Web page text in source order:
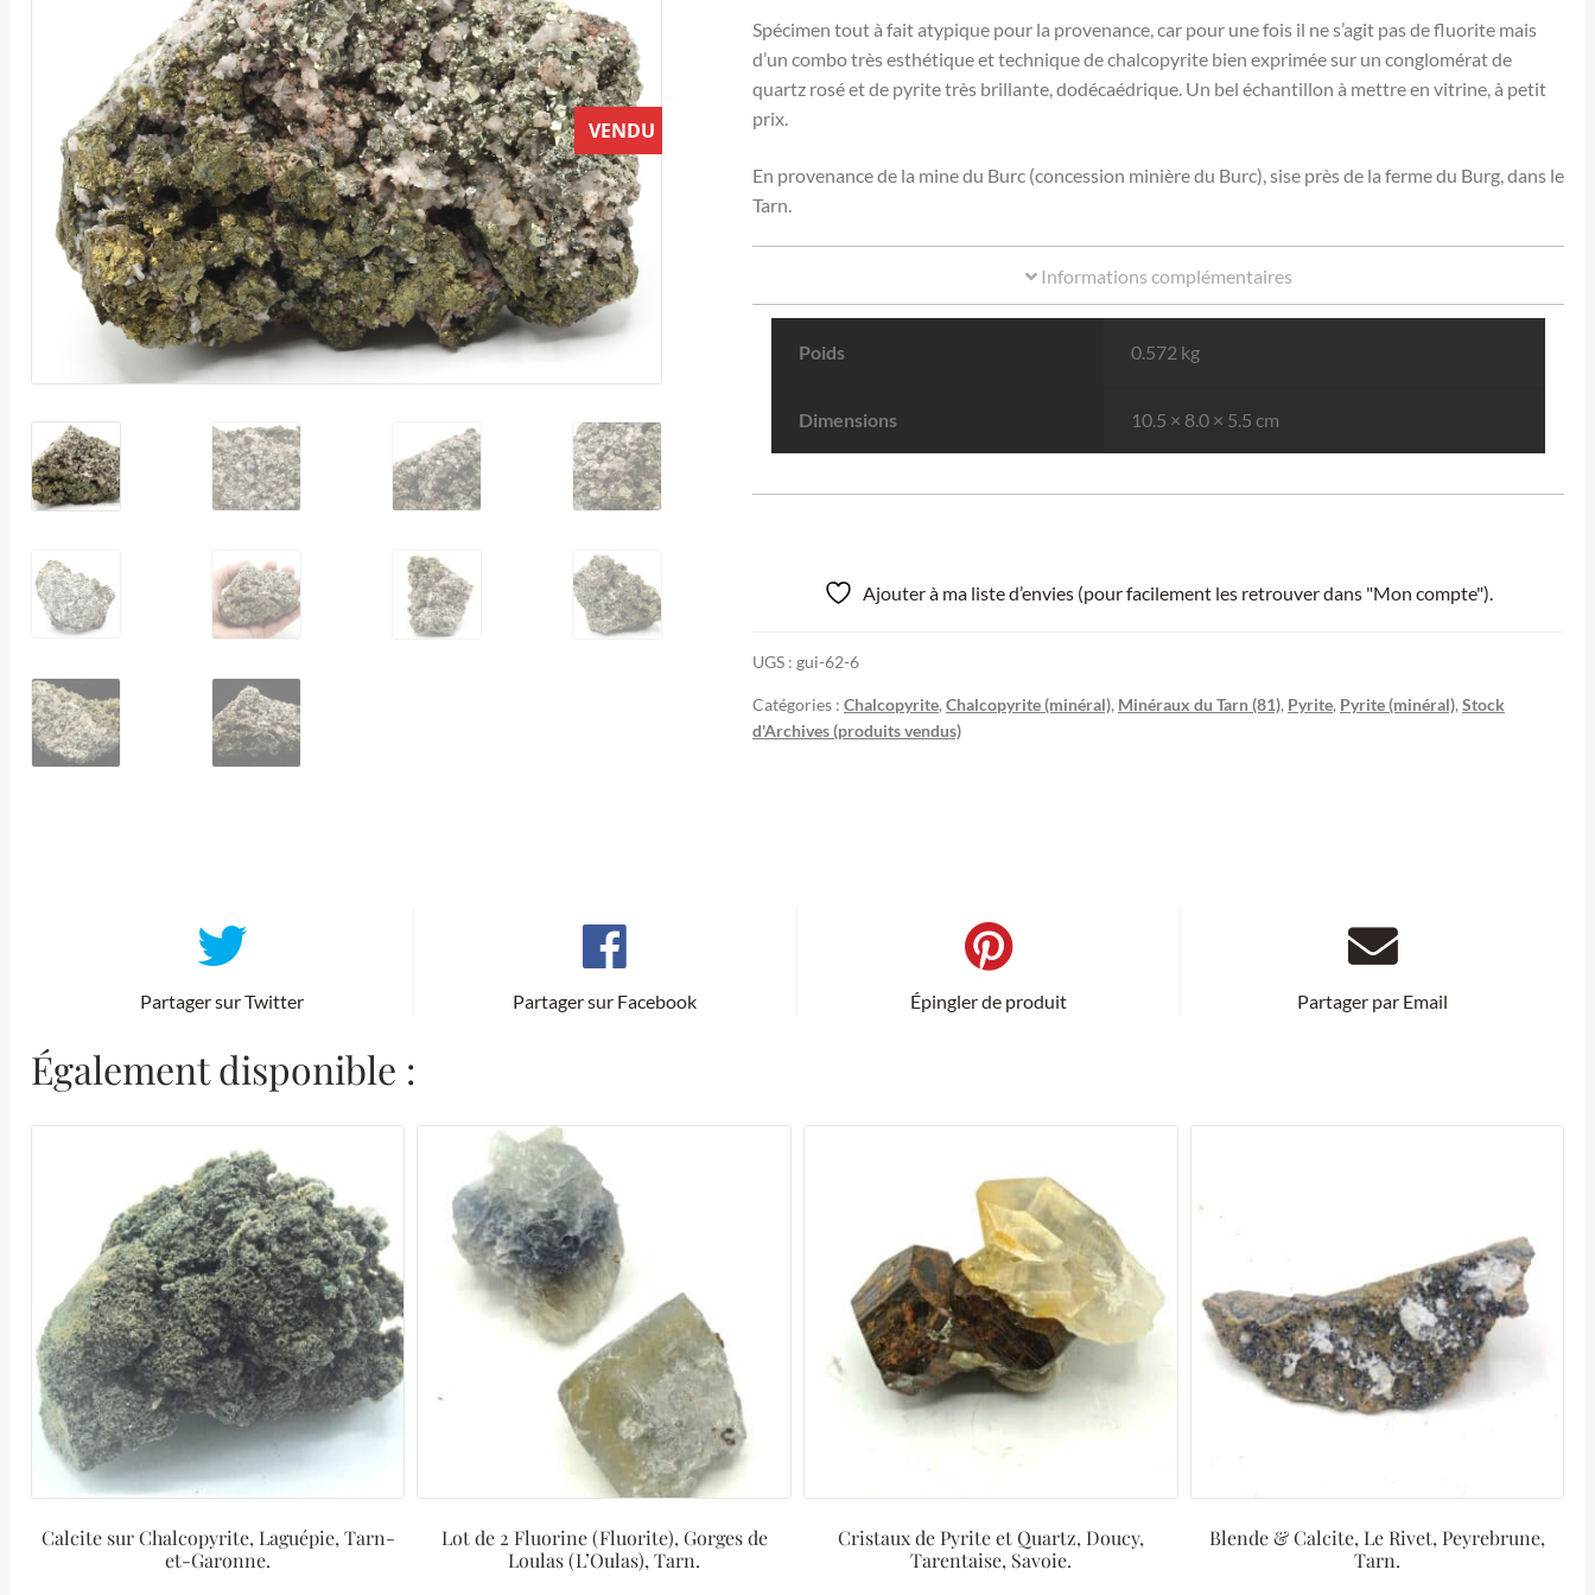
VENDU
Spécimen tout à fait atypique pour la provenance, car pour une fois il ne s’agit pas de fluorite mais
d’un combo très esthétique et technique de chalcopyrite bien exprimée sur un conglomérat de
quartz rosé et de pyrite très brillante, dodécaédrique. Un bel échantillon à mettre en vitrine, à petit
prix.
En provenance de la mine du Burc (concession minière du Burc), sise près de la ferme du Burg, dans le
Tarn.
Informations complémentaires
Poids 0.572 kg
Dimensions 10.5 × 8.0 × 5.5 cm
Ajouter à ma liste d’envies (pour facilement les retrouver dans "Mon compte").
UGS : gui-62-6
Catégories : Chalcopyrite, Chalcopyrite (minéral), Minéraux du Tarn (81), Pyrite, Pyrite (minéral), Stock
d'Archives (produits vendus)
Partager sur Twitter Partager sur Facebook Épingler de produit Partager par Email
Également disponible :
Calcite sur Chalcopyrite, Laguépie, Tarn-
et-Garonne.
Lot de 2 Fluorine (Fluorite), Gorges de
Loulas (L’Oulas), Tarn.
Cristaux de Pyrite et Quartz, Doucy,
Tarentaise, Savoie.
Blende & Calcite, Le Rivet, Peyrebrune,
Tarn.